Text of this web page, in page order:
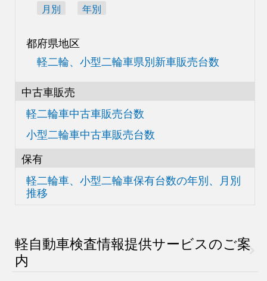
月別 年別
都府県地区
軽二輪、小型二輪車県別新車販売台数
中古車販売
軽二輪車中古車販売台数
小型二輪車中古車販売台数
保有
軽二輪車、小型二輪車保有台数の年別、月別
推移
軽自動車検査情報提供サービスのご案
内